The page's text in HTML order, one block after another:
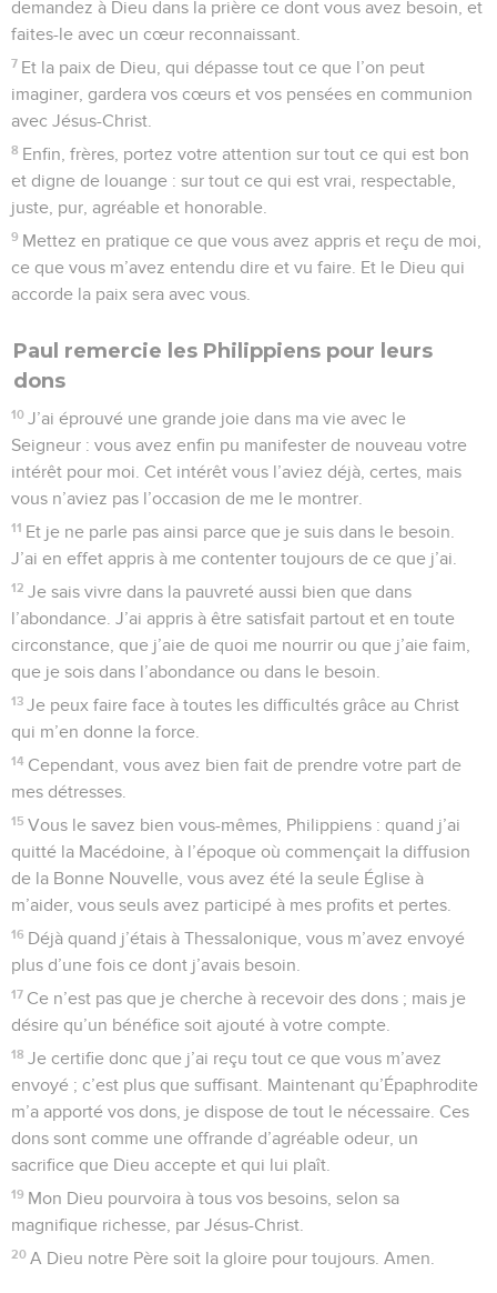
23 Que la grâce du Seigneur Jésus-Christ soit avec vous tous.
© Société biblique française – Bibli’O, 1997, avec autorisation. Pour vous procurer
une Bible imprimée, rendez-vous sur www.editionsbiblio.fr
Colossiens Introduction
Télécharger le poster
La lettre aux chrétiens de la ville de Colosses (dans la
temps que celle dite « aux Ephésiens ». Cette Eglise ne fut
pas fondée par Paul, mais l’un de ses compagnons,
Epaphras, a annoncé l’Evangile à Colosses (Col 1.7).
Informé, peut-être par Epaphras (Ph 1.23), du trouble que
jetaient, dans les esprits des chrétiens, des gens qui
enseignaient des erreurs, Paul rédige cette lettre pour
rappeler les fondements de la Bonne Nouvelle. Il évoque,
par des allusions, l’enseignement erroné qu’il combat : c’est
un système philosophique (2.8) d’inspiration grecque, où se
mêlent des croyances et des pratiques juives (culte des
*anges, *circoncision) de tendance ascétique (2.20-23).
Cette erreur ôtait à Jésus-Christ sa place unique de seul
intermédiaire entre Dieu et les hommes, de seul *Sauveur.
Elle faisait retomber les chrétiens dans le légalisme. Ses
sous le nom de gnosticisme.